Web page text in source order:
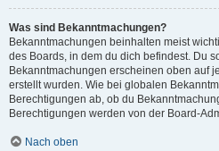
Was sind Bekanntmachungen?
Bekanntmachungen beinhalten meist
des Boards, in dem du dich befindest. Du
Bekanntmachungen erscheinen oben auf
erstellt wurden. Wie bei globalen
Berechtigungen ab, ob du
Berechtigungen werden von der Board-
Nach oben